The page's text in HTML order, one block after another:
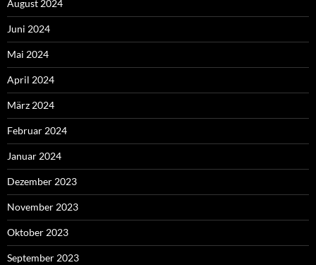
August 2024
Juni 2024
Mai 2024
April 2024
März 2024
Februar 2024
Januar 2024
Dezember 2023
November 2023
Oktober 2023
September 2023